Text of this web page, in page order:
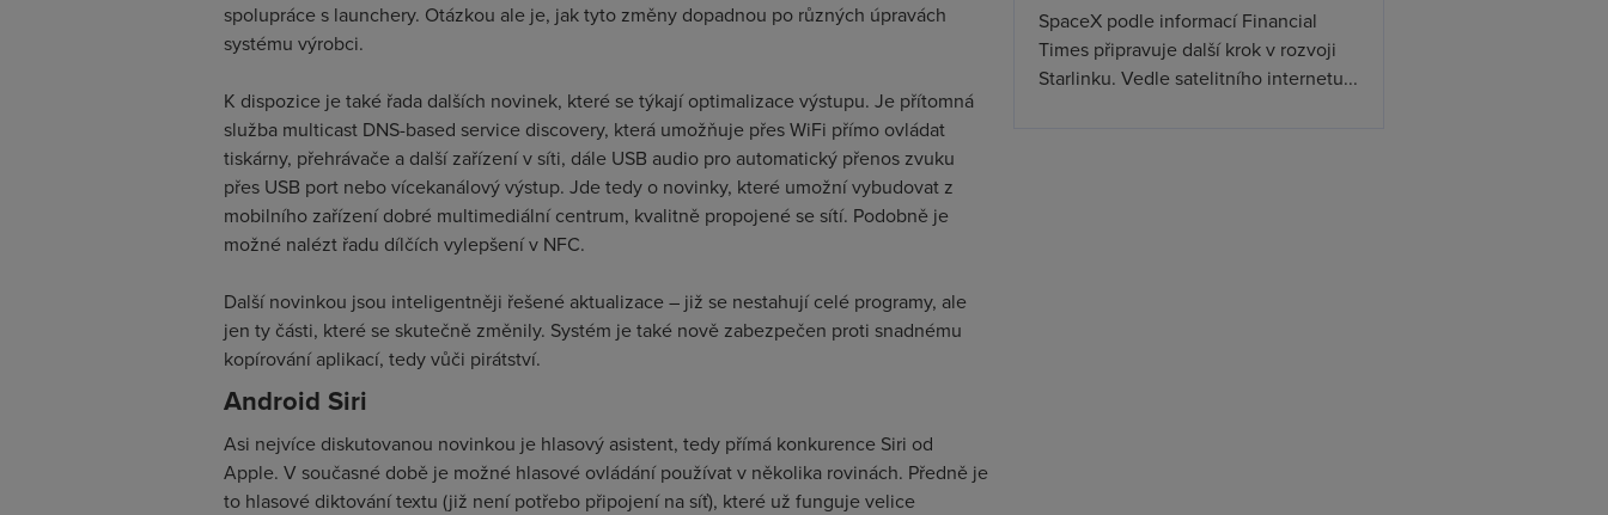
spolupráce s launchery. Otázkou ale je, jak tyto změny dopadnou po různých úpravách
systému výrobci.
K dispozice je také řada dalších novinek, které se týkají optimalizace výstupu. Je přítomná
služba multicast DNS-based service discovery, která umožňuje přes WiFi přímo ovládat
tiskárny, přehrávače a další zařízení v síti, dále USB audio pro automatický přenos zvuku
přes USB port nebo vícekanálový výstup. Jde tedy o novinky, které umožní vybudovat z
mobilního zařízení dobré multimediální centrum, kvalitně propojené se sítí. Podobně je
možné nalézt řadu dílčích vylepšení v NFC.
Další novinkou jsou inteligentněji řešené aktualizace – již se nestahují celé programy, ale
jen ty části, které se skutečně změnily. Systém je také nově zabezpečen proti snadnému
kopírování aplikací, tedy vůči pirátství.
Android Siri
Asi nejvíce diskutovanou novinkou je hlasový asistent, tedy přímá konkurence Siri od
Apple. V současné době je možné hlasové ovládání používat v několika rovinách. Předně je
to hlasové diktování textu (již není potřebo připojení na síť), které už funguje velice
SpaceX podle informací Financial
Times připravuje další krok v rozvoji
Starlinku. Vedle satelitního internetu...